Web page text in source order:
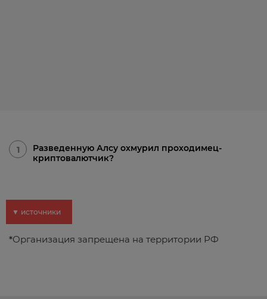
1
Разведенную Алсу охмурил проходимец-
криптовалютчик?
▼ источники
*Организация запрещена на территории РФ